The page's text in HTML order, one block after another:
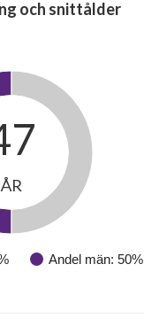
och snittålder
Andel män: 50%
ÅR